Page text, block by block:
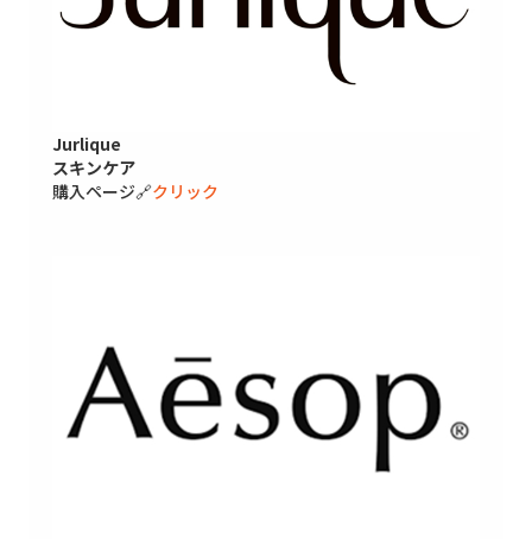
Jurlique
スキンケア
購入ページ🔗クリック